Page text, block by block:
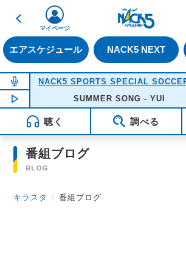
戻る
エアスケジュール NACK5 NEXT
マイページ
NOW ON AIR
NOW PLAYING 18:05
SUMMER SONG - YUI
聴く 調べる
番組ブログ
BLOG
キラスタ 〉番組ブログ